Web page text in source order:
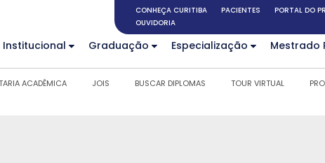
CONHEÇA CURITIBA PACIENTES PORTAL DO
OUVIDORIA
Institucional Graduação Especialização Mestrado
ACADÊMICA JOIS BUSCAR DIPLOMAS TOUR VIRTUAL